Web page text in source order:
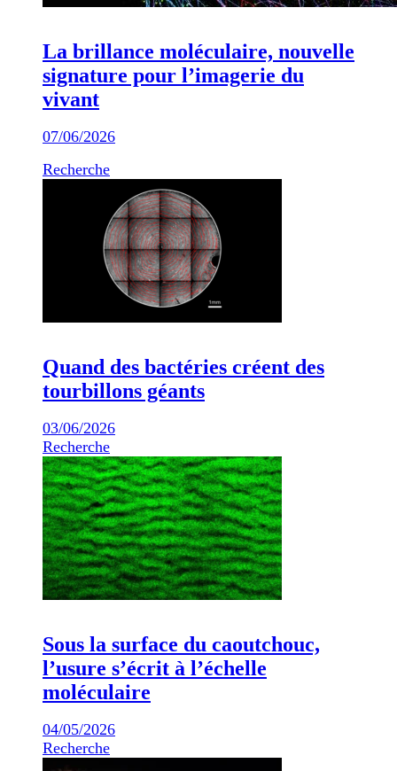
La brillance moléculaire, nouvelle
signature pour l’imagerie du
vivant
07/06/2026
Recherche
Quand des bactéries créent des
tourbillons géants
03/06/2026
Recherche
Sous la surface du caoutchouc,
l’usure s’écrit à l’échelle
moléculaire
04/05/2026
Recherche